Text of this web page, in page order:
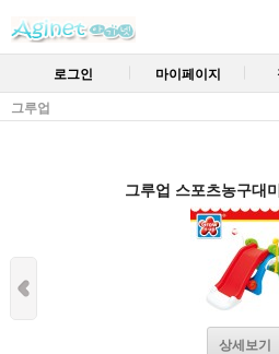
로그인 마이페이지
그루업
그루업 스포츠농구대
상세보기